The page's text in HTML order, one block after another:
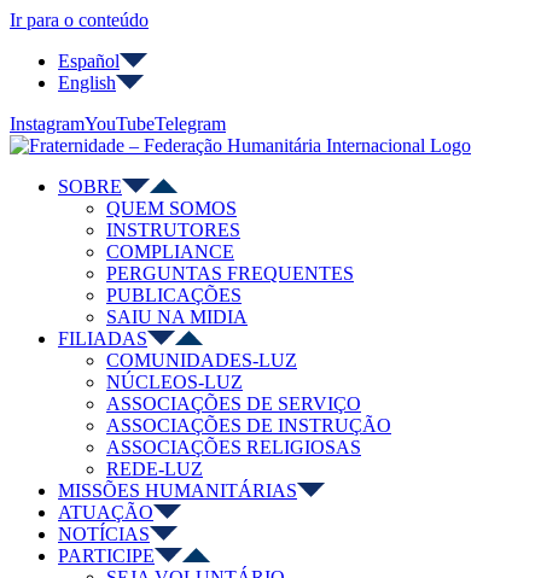
Ir para o conteúdo
Español
English
InstagramYouTubeTelegram
SOBRE
QUEM SOMOS
INSTRUTORES
COMPLIANCE
PERGUNTAS FREQUENTES
PUBLICAÇÕES
SAIU NA MIDIA
FILIADAS
COMUNIDADES-LUZ
NÚCLEOS-LUZ
ASSOCIAÇÕES DE SERVIÇO
ASSOCIAÇÕES DE INSTRUÇÃO
ASSOCIAÇÕES RELIGIOSAS
REDE-LUZ
MISSÕES HUMANITÁRIAS
ATUAÇÃO
NOTÍCIAS
PARTICIPE